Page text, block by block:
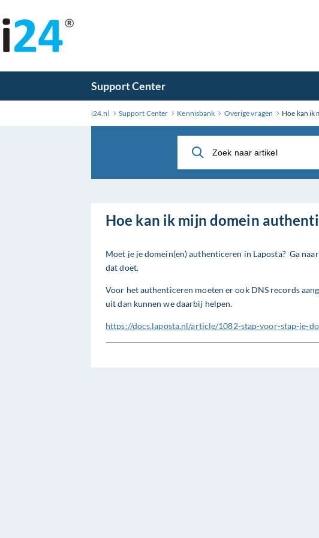
naar
hoofdinhoud
Support Center
i24.nl Support Center Kennisbank Overige vragen Hoe kan ik
Hoe kan ik mijn domein
Moet je je domein(en) authenticeren in Laposta? Ga
dat doet.
Voor het authenticeren moeten er ook DNS records
uit dan kunnen we daarbij helpen.
https://docs.laposta.nl/article/1082-stap-voor-stap-je-